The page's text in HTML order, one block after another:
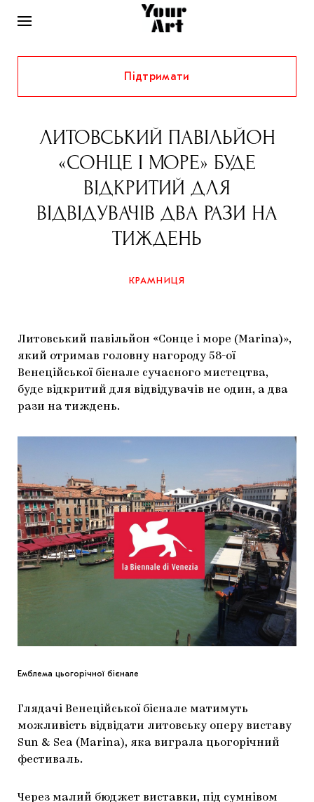
НОВИНИ
ІНТЕРВ’Ю
ХУДОЖНИКИ
КУРАТОРИ
АРХІТЕКТУРА
МУЗИКА
РІДНИЙ КРАЙ
ФЕСТИВАЛІ
САМООРГАНІЗАЦІЇ
ОСВІТА
ГАЛЕРЕЇ
АРТЦЕНТРИ
СТАТТІ
ВИСТАВКИ
КОМЕНТАРІ
КНИЖКИ І ЖУРНАЛИ
КОЛОНКИ
ЯК ПІДТРИМУВАТИ УКРАЇНСЬКЕ МИСТЕЦТВО
МАРІУПОЛЬСЬКІ МАРГІНАЛІЇ
CARPATHIAN CULT ПРО РІЗДВЯНІ СВЯТА
КРАМНИЦЯ
Підтримати
ЛИТОВСЬКИЙ ПАВІЛЬЙОН
«СОНЦЕ І МОРЕ» БУДЕ
ВІДКРИТИЙ ДЛЯ
ВІДВІДУВАЧІВ ДВА РАЗИ НА
ТИЖДЕНЬ
КРАМНИЦЯ
Литовський павільйон «Сонце і море (Marina)»,
який отримав головну нагороду 58-ої
Венеційської бієнале сучасного мистецтва,
буде відкритий для відвідувачів не один, а два
рази на тиждень.
Емблема цьогорічної бієнале
Глядачі Венеційської бієнале матимуть
можливість відвідати литовську оперу виставу
Sun & Sea (Marina), яка виграла цьогорічний
фестиваль.
Через малий бюджет виставки, під сумнівом